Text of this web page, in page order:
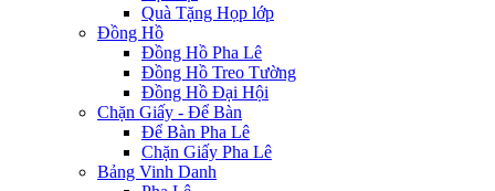
Quà Tặng Họp lớp
Đồng Hồ
Đồng Hồ Pha Lê
Đồng Hồ Treo Tường
Đồng Hồ Đại Hội
Chặn Giấy - Để Bàn
Để Bàn Pha Lê
Chặn Giấy Pha Lê
Bảng Vinh Danh